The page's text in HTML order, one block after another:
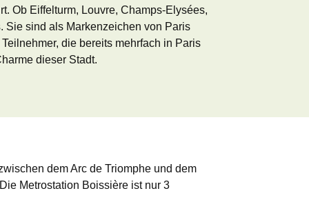
Ob Eiffelturm, Louvre, Champs-Elysées,
Sie sind als Markenzeichen von Paris
die bereits mehrfach in Paris
dieser Stadt.
dem Arc de Triomphe und dem
Metrostation Boissière ist nur 3